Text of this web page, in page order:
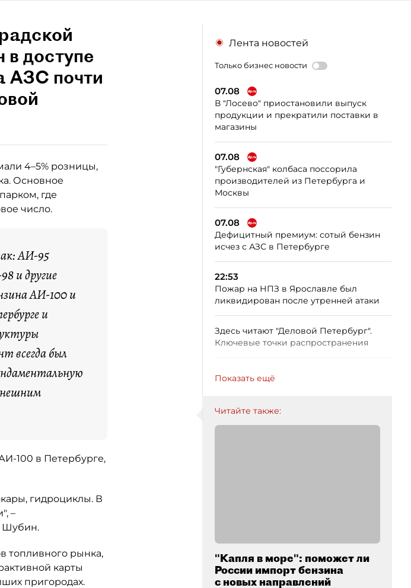
в доступе
АЗС почти
4–5% розницы,
Основное
где
число.
АИ-95
и другие
АИ-100 и
и
всегда был
100 в Петербурге,
гидроциклы. В
–
Шубин.
топливного рынка,
карты
пригородах.
Лента новостей
Только бизнес новости
07.08
В "Лосево" приостановили выпуск
продукции и прекратили поставки в
магазины
07.08
"Губернская" колбаса поссорила
производителей из Петербурга и
Москвы
07.08
Дефицитный премиум: сотый бензин
исчез с АЗС в Петербурге
22:53
Пожар на НПЗ в Ярославле был
ликвидирован после утренней атаки
Здесь читают "Деловой Петербург".
Ключевые точки распространения
Показать ещё
Читайте также:
"Капля в море": поможет ли
России импорт бензина
с новых направлений